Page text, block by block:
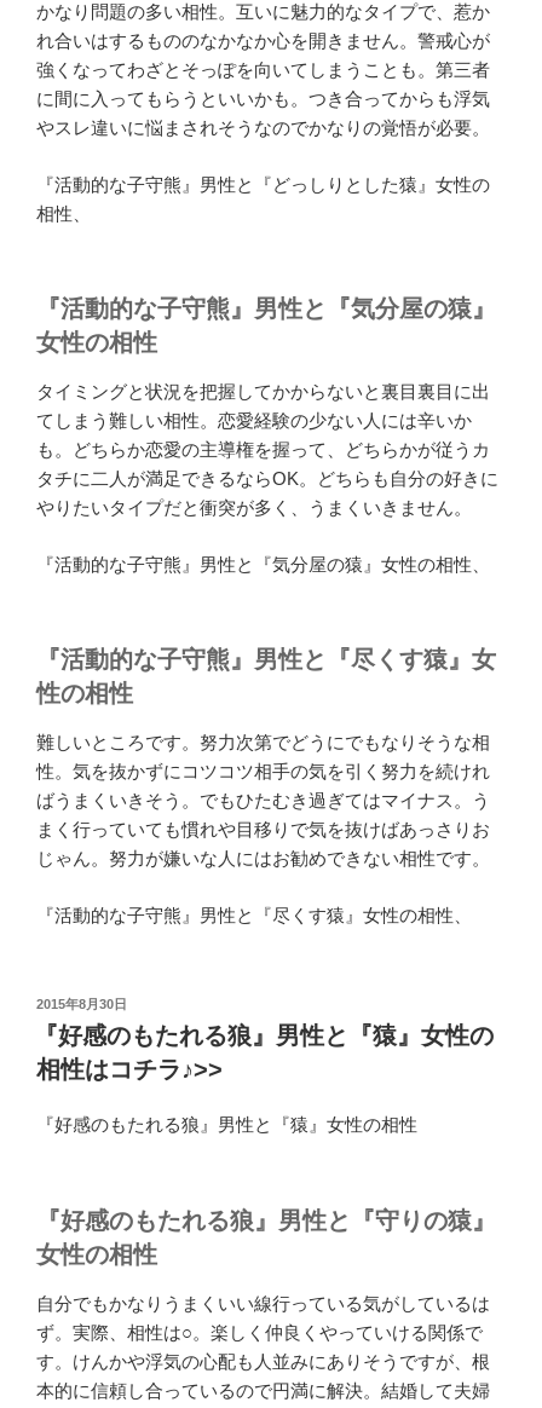
かなり問題の多い相性。互いに魅力的なタイプで、惹か
れ合いはするもののなかなか心を開きません。警戒心が
強くなってわざとそっぽを向いてしまうことも。第三者
に間に入ってもらうといいかも。つき合ってからも浮気
やスレ違いに悩まされそうなのでかなりの覚悟が必要。
『活動的な子守熊』男性と『どっしりとした猿』女性の
相性、
『活動的な子守熊』男性と『気分屋の猿』
女性の相性
タイミングと状況を把握してかからないと裏目裏目に出
てしまう難しい相性。恋愛経験の少ない人には辛いか
も。どちらか恋愛の主導権を握って、どちらかが従うカ
タチに二人が満足できるならOK。どちらも自分の好きに
やりたいタイプだと衝突が多く、うまくいきません。
『活動的な子守熊』男性と『気分屋の猿』女性の相性、
『活動的な子守熊』男性と『尽くす猿』女
性の相性
難しいところです。努力次第でどうにでもなりそうな相
性。気を抜かずにコツコツ相手の気を引く努力を続けれ
ばうまくいきそう。でもひたむき過ぎてはマイナス。う
まく行っていても慣れや目移りで気を抜けばあっさりお
じゃん。努力が嫌いな人にはお勧めできない相性です。
『活動的な子守熊』男性と『尽くす猿』女性の相性、
投
2015年8月30日
『好感のもたれる狼』男性と『猿』女性の
相性はコチラ♪>>
『好感のもたれる狼』男性と『猿』女性の相性
『好感のもたれる狼』男性と『守りの猿』
女性の相性
自分でもかなりうまくいい線行っている気がしているは
ず。実際、相性は○。楽しく仲良くやっていける関係で
す。けんかや浮気の心配も人並みにありそうですが、根
本的に信頼し合っているので円満に解決。結婚して夫婦